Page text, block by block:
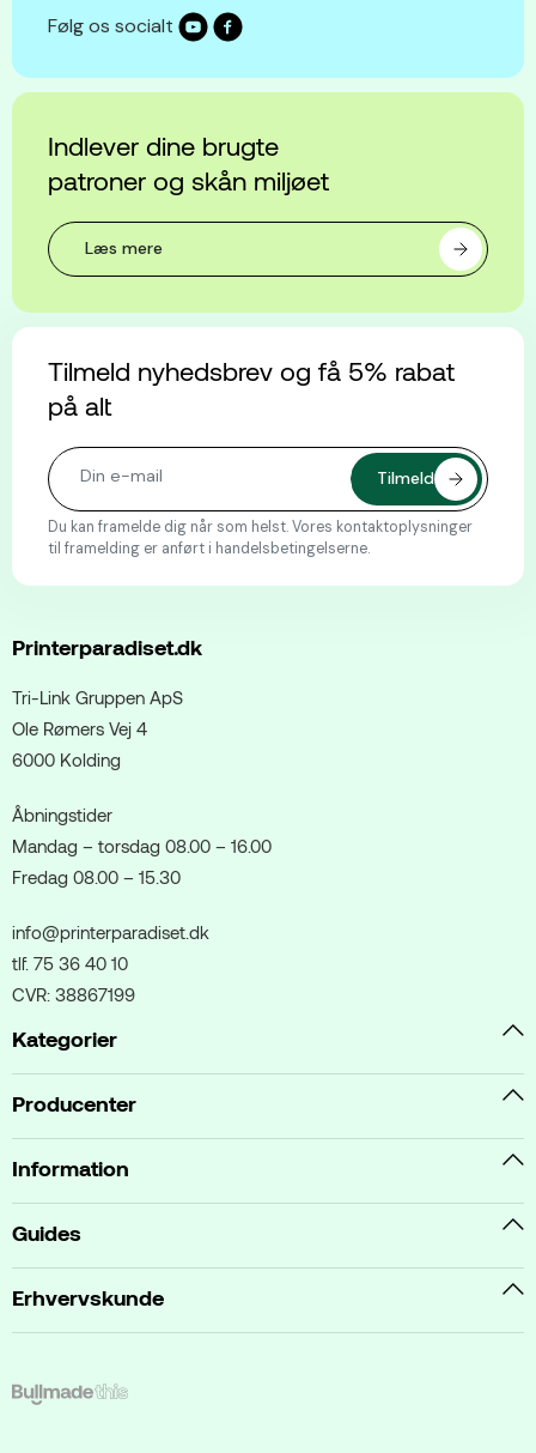
Følg os socialt
Indlever dine brugte
patroner og skån miljøet
Læs mere
Tilmeld nyhedsbrev og få 5% rabat
på alt
Du kan framelde dig når som helst. Vores kontaktoplysninger
til framelding er anført i handelsbetingelserne.
Printerparadiset.dk
Tri-Link Gruppen ApS
Ole Rømers Vej 4
6000 Kolding
Åbningstider
Mandag – torsdag 08.00 – 16.00
Fredag 08.00 – 15.30
info@printerparadiset.dk
tlf. 75 36 40 10
CVR: 38867199
Kategorier
Producenter
Information
Guides
Erhvervskunde